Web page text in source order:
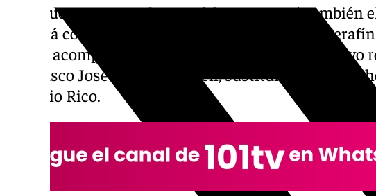
Una nueva etapa en la que al frente, estará también
actuará como presidente y director espiritual,
estará acompañado como responsable del colectivo
Francisco José González quién, sustituirá al hasta
Antonio Rico.